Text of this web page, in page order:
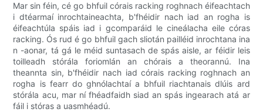
Mar sin féin, cé go bhfuil córais racking roghnach éifeachtach
i dtéarmaí inrochtaineachta, b'fhéidir nach iad an rogha is
éifeachtúla spáis iad i gcomparáid le cineálacha eile córas
racking. Ós rud é go bhfuil gach sliotán pailléid inrochtana ina
n -aonar, tá gá le méid suntasach de spás aisle, ar féidir leis
toilleadh stórála foriomlán an chórais a theorannú. Ina
theannta sin, b'fhéidir nach iad córais racking roghnach an
rogha is fearr do ghnólachtaí a bhfuil riachtanais dlúis ard
stórála acu, mar ní fhéadfaidh siad an spás ingearach atá ar
fáil i stóras a uasmhéadú.